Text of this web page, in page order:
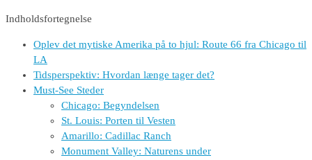
Indholdsfortegnelse
Oplev det mytiske Amerika på to hjul: Route 66 fra Chicago til
LA
Tidsperspektiv: Hvordan længe tager det?
Must-See Steder
Chicago: Begyndelsen
St. Louis: Porten til Vesten
Amarillo: Cadillac Ranch
Monument Valley: Naturens under